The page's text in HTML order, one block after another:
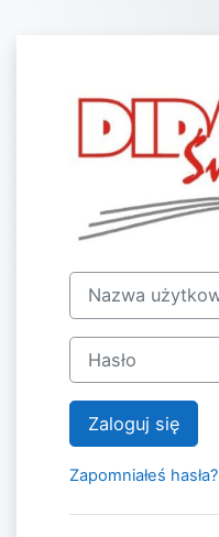
Nazwa użytkownika
Hasło
Zaloguj się
Zapomniałeś hasła?